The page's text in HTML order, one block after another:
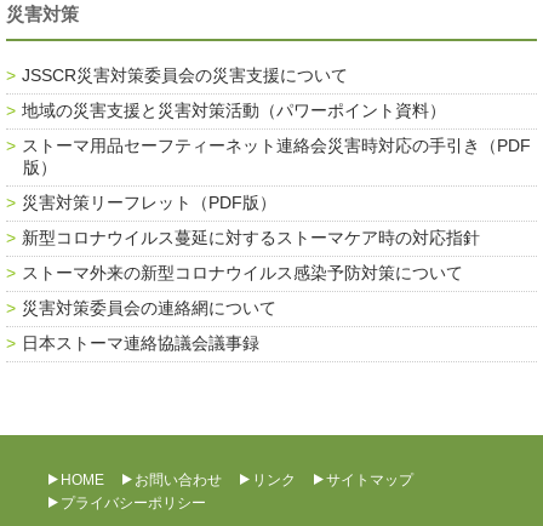
災害対策
JSSCR災害対策委員会の災害支援について
地域の災害支援と災害対策活動（パワーポイント資料）
ストーマ用品セーフティーネット連絡会災害時対応の手引き（PDF
版）
災害対策リーフレット（PDF版）
新型コロナウイルス蔓延に対するストーマケア時の対応指針
ストーマ外来の新型コロナウイルス感染予防対策について
災害対策委員会の連絡網について
日本ストーマ連絡協議会議事録
HOME お問い合わせ リンク
サイトマップ
プライバシーポリシー